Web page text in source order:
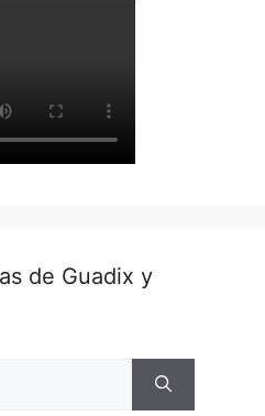
de Guadix y